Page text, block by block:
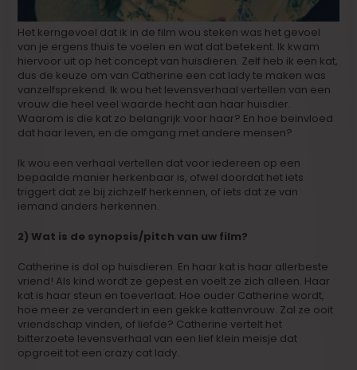
Het kerngevoel dat ik in de film wou steken was het gevoel
van je ergens thuis te voelen en wat dat betekent. Ik kwam
hiervoor uit op het concept van huisdieren. Zelf heb ik een kat,
dus de keuze om van Catherine een cat lady te maken was
vanzelfsprekend. Ik wou het levensverhaal vertellen van een
vrouw die heel veel waarde hecht aan haar huisdier.
Waarom is die kat zo belangrijk voor haar? En hoe beinvloed
dat haar leven, en de omgang met andere mensen?
Ik wou een verhaal vertellen dat voor iedereen op een
bepaalde manier herkenbaar is, ofwel doordat het iets
triggert dat ze bij zichzelf herkennen, of iets dat ze van
iemand anders herkennen.
2) Wat is de synopsis/pitch van uw film?
Catherine is dol op huisdieren. En haar kat is haar allerbeste
vriend! Als kind wordt ze gepest en voelt ze zich alleen. Haar
kat is haar steun en toeverlaat. Hoe ouder Catherine wordt,
hoe meer ze verandert in een gekke kattenvrouw. Zal ze ooit
vriendschap vinden, of liefde? Catherine vertelt het
bitterzoete levensverhaal van een lief klein meisje dat
opgroeit tot een crazy cat lady.